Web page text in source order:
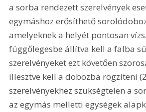
a sorba rendezett szerelvények
egymáshoz erősíthető
amelyeknek a helyét pontosan
függőlegesbe állítva kell a falba
szerelvényeket ezt követően
illesztve kell a dobozba rögzíteni
szerelvényekhez szükségtelen a
az egymás melletti egységek